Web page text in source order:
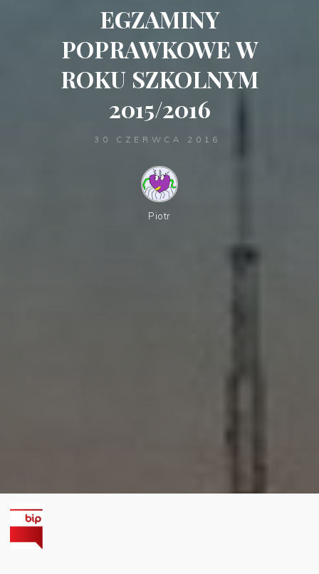
EGZAMINY
POPRAWKOWE W
ROKU SZKOLNYM
2015/2016
30 CZERWCA 2016
Piotr